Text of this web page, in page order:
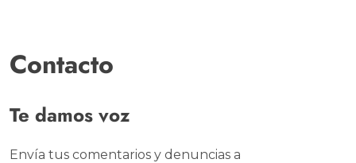
Contacto
Te damos voz
Envía tus comentarios y denuncias a